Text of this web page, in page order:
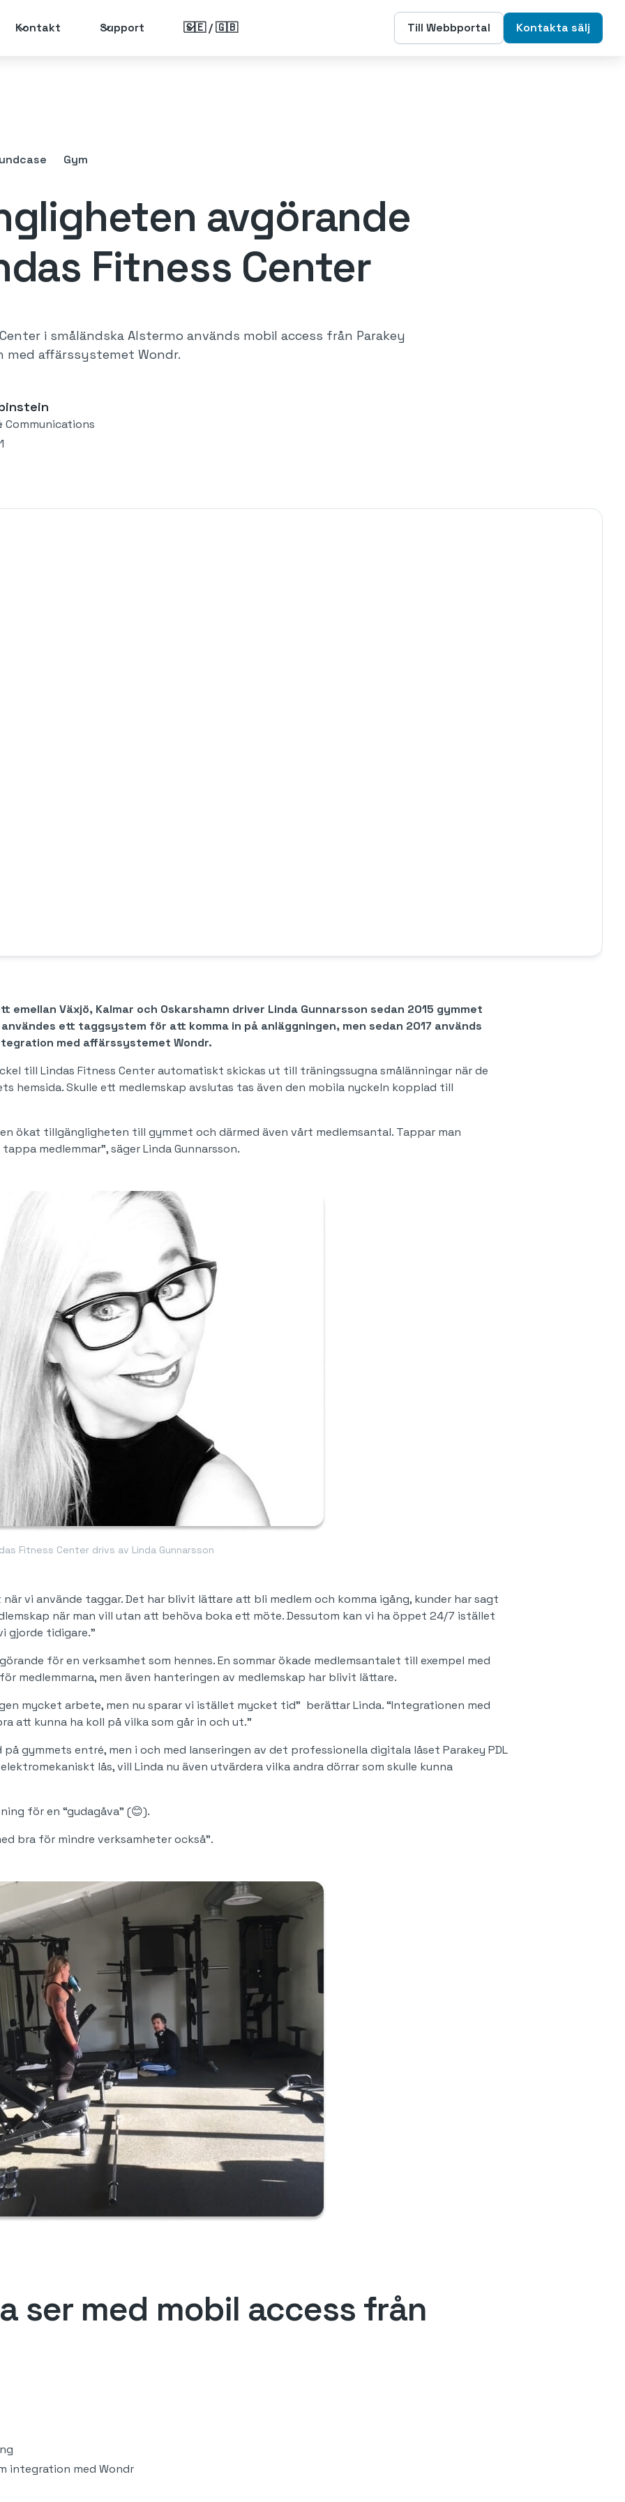
Kontakt Support 🇸🇪 / 🇬🇧 Till Webbportal Kontakta sälj
Gym
avgörande
Fitness Center
i småländska Alstermo används mobil access från Parakey
med affärssystemet Wondr.
Communications
emellan Växjö, Kalmar och Oskarshamn driver Linda Gunnarsson sedan 2015 gymmet
ett taggsystem för att komma in på anläggningen, men sedan 2017 används
med affärssystemet Wondr.
till Lindas Fitness Center automatiskt skickas ut till träningssugna smålänningar när de
hemsida. Skulle ett medlemskap avslutas tas även den mobila nyckeln kopplad till
ökat tillgängligheten till gymmet och därmed även vårt medlemsantal. Tappar man
medlemmar”, säger Linda Gunnarsson.
Fitness Center drivs av Linda Gunnarsson
vi använde taggar. Det har blivit lättare att bli medlem och komma igång, kunder har sagt
när man vill utan att behöva boka ett möte. Dessutom kan vi ha öppet 24/7 istället
gjorde tidigare.”
för en verksamhet som hennes. En sommar ökade medlemsantalet till exempel med
medlemmarna, men även hanteringen av medlemskap har blivit lättare.
mycket arbete, men nu sparar vi istället mycket tid” berättar Linda. “Integrationen med
att kunna ha koll på vilka som går in och ut.”
gymmets entré, men i och med lanseringen av det professionella digitala låset Parakey PDL
lås, vill Linda nu även utvärdera vilka andra dörrar som skulle kunna
för en “gudagåva” (😊).
bra för mindre verksamheter också”.
ser med mobil access från
integration med Wondr